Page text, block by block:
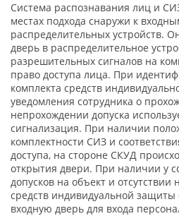
Система распознавания лиц и
местах подхода снаружи к
распределительных устройств.
дверь в распределительное
разрешительных сигналов на
право доступа лица. При
комплекта средств
уведомления сотрудника о
непрохождении допуска
сигнализация. При наличии
комплектности СИЗ и
доступа, на стороне СКУД
открытия двери. При наличии у
допусков на объект и
средств индивидуальной защиты
входную дверь для входа